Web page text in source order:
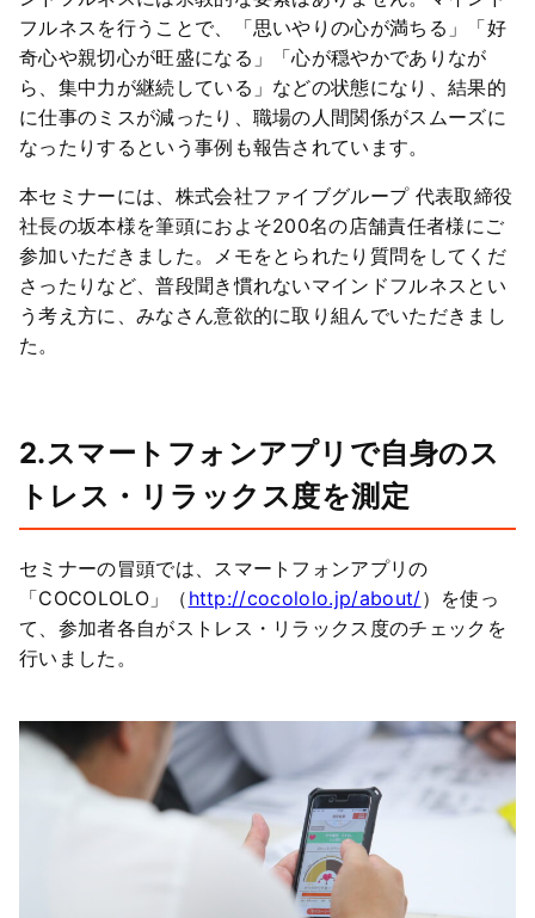
フルネスを行うことで、「思いやりの心が満ちる」「好
奇心や親切心が旺盛になる」「心が穏やかでありなが
ら、集中力が継続している」などの状態になり、結果的
に仕事のミスが減ったり、職場の人間関係がスムーズに
なったりするという事例も報告されています。
本セミナーには、株式会社ファイブグループ 代表取締役
社長の坂本様を筆頭におよそ200名の店舗責任者様にご
参加いただきました。メモをとられたり質問をしてくだ
さったりなど、普段聞き慣れないマインドフルネスとい
う考え方に、みなさん意欲的に取り組んでいただきまし
た。
2.スマートフォンアプリで自身のス
トレス・リラックス度を測定
セミナーの冒頭では、スマートフォンアプリの
「COCOLOLO」（ http://cocololo.jp/about/）を使っ
て、参加者各自がストレス・リラックス度のチェックを
行いました。